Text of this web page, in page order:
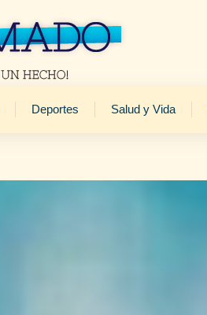
Deportes Salud y Vida